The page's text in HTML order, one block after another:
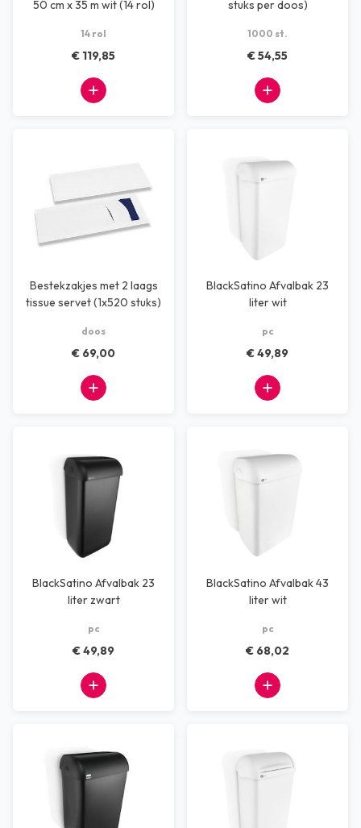
50 cm x 35 m wit (14 rol)
14 rol
€ 119,85
stuks per doos)
1000 st.
€ 54,55
Bestekzakjes met 2 laags
tissue servet (1x520 stuks)
doos
€ 69,00
BlackSatino Afvalbak 23
liter wit
pc
€ 49,89
BlackSatino Afvalbak 23
liter zwart
pc
€ 49,89
BlackSatino Afvalbak 43
liter wit
pc
€ 68,02